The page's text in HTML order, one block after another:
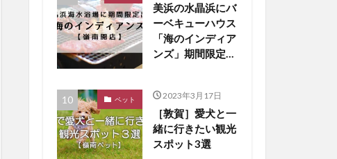
美浜の水晶浜にバ
ーベキューハウス
「海のインディア
ンズ」期間限定オ
ペット 2023年3月17日
［敦賀］愛犬と一
緒に行きたい観光
スポット3選